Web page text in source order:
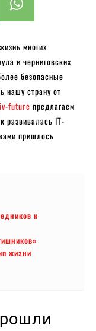
многих
и черниговских
безопасные
нашу страну от
future предлагаем
развивалась IT-
пришлось
к
жизни